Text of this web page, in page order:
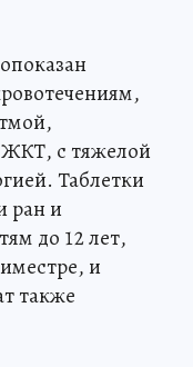
ЖКТ, с тяжелой
Таблетки
ран и
до 12 лет,
и
также